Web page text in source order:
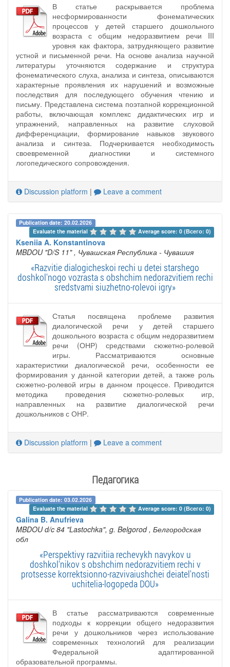
В статье раскрывается проблема
несформированности фонематических
процессов у детей старшего дошкольного
возраста с общим недоразвитием речи III
уровня как фактора, затрудняющего развитие
устной и письменной речи. На основе анализа научной
литературы уточняются содержание и структура
фонематического слуха, анализа и синтеза, описываются
характерные проявления их нарушений и возможные
последствия для последующего обучения чтению и
письму. Представлена система поэтапной коррекционной
работы, включающая комплекс дидактических игр и
упражнений, направленных на развитие слуховой
дифференциации, формирование навыков звукового
анализа и синтеза. Подчеркивается необходимость
своевременной диагностики и системного
логопедического сопровождения.
Discussion platform | Leave a comment
Publication date: 20.02.2026
Evaluate the material
Average score: 0 (Всего: 0)
Kseniia A. Konstantinova
MBDOU "D/S 11" , Чувашская Республика - Чувашия
«Razvitie dialogicheskoi rechi u detei starshego
doshkol'nogo vozrasta s obshchim nedorazvitiem rechi
sredstvami siuzhetno-rolevoi igry»
Статья посвящена проблеме развития
диалогической речи у детей старшего
дошкольного возраста с общим недоразвитием
речи (ОНР) средствами сюжетно-ролевой
игры. Рассматриваются основные
характеристики диалогической речи, особенности ее
формирования у данной категории детей, а также роль
сюжетно-ролевой игры в данном процессе. Приводится
методика проведения сюжетно-ролевых игр,
направленных на развитие диалогической речи
дошкольников с ОНР.
Discussion platform | Leave a comment
Педагогика
Publication date: 03.02.2026
Evaluate the material
Average score: 0 (Всего: 0)
Galina B. Anufrieva
MBDOU d/c 84 "Lastochka", g. Belgorod , Белгородская
обл
«Perspektivy razvitiia rechevykh navykov u
doshkol'nikov s obshchim nedorazvitiem rechi v
protsesse korrektsionno-razvivaiushchei deiatel'nosti
uchitelia-logopeda DOU»
В статье рассматриваются современные
подходы к коррекции общего недоразвития
речи у дошкольников через использование
современных технологий для реализации
Федеральной адаптированной
образовательной программы.